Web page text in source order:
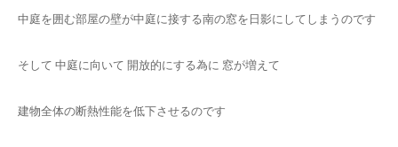
中庭を囲む部屋の壁が中庭に接する南の窓を日影にしてしまうのです
そして 中庭に向いて 開放的にする為に 窓が増えて
建物全体の断熱性能を低下させるのです